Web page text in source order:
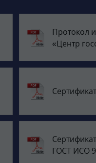
Протокол
«Центр
ГОСТ ИСО